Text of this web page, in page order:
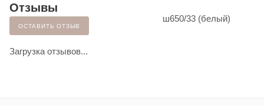
Отзывы
ОСТАВИТЬ ОТЗЫВ
Загрузка отзывов...